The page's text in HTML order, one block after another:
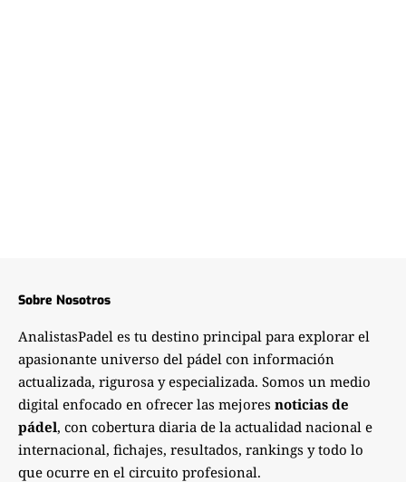
Sobre Nosotros
AnalistasPadel es tu destino principal para explorar el
apasionante universo del pádel con información
actualizada, rigurosa y especializada. Somos un medio
digital enfocado en ofrecer las mejores noticias de
pádel, con cobertura diaria de la actualidad nacional e
internacional, fichajes, resultados, rankings y todo lo
que ocurre en el circuito profesional.